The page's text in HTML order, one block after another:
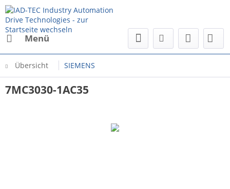
Menü
Übersicht SIEMENS
7MC3030-1AC35